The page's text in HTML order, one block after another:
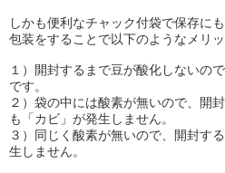
しかも便利なチャック付袋で保存に
包装をすることで以下のようなメリッ
１）開封するまで豆が酸化しないの
です。
２）袋の中には酸素が無いので、開
も「カビ」が発生しません。
３）同じく酸素が無いので、開封す
生しません。